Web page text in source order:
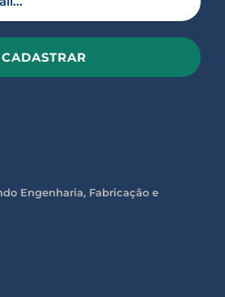
Engenharia, Fabricação e